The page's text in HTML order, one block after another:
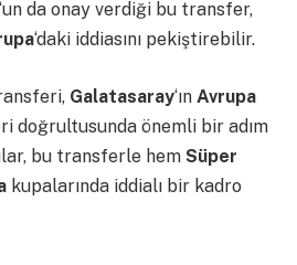
‘un da onay verdiği bu transfer,
‘daki iddiasını pekiştirebilir.
Galatasaray‘ın Avrupa
doğrultusunda önemli bir adım
bu transferle hem Süper
kupalarında iddialı bir kadro